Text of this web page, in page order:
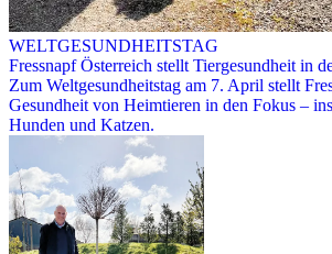
WELTGESUNDHEITSTAG
Fressnapf Österreich stellt Tiergesundheit in
Zum Weltgesundheitstag am 7. April stellt
Gesundheit von Heimtieren in den Fokus –
Hunden und Katzen.